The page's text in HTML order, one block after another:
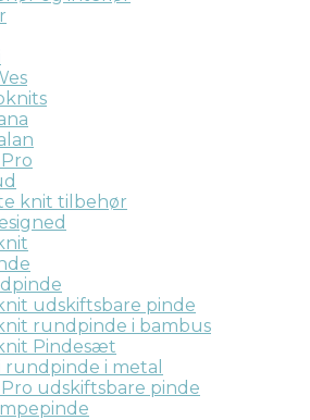
knit tilbehør
udskiftsbare pinde
rundpinde i bambus
Pindesæt
rundpinde i metal
udskiftsbare pinde